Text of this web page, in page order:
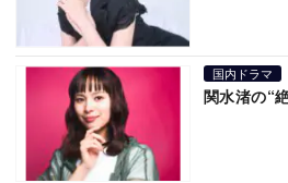
国内ドラマ
関水渚の“